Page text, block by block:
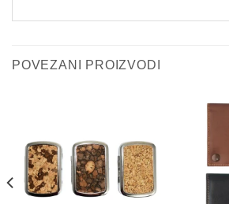
POVEZANI PROIZVODI